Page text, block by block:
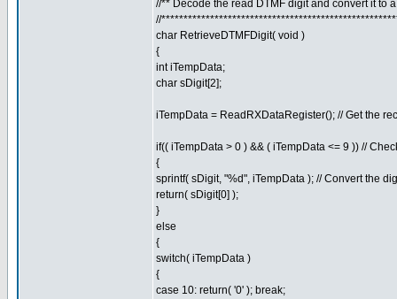
//** Decode the read DTMF digit and convert it to
//
char RetrieveDTMFDigit( void )
{
int iTempData;
char sDigit[2];
iTempData = ReadRXDataRegister(); // Get the
if(( iTempData > 0 ) && ( iTempData <= 9 )) //
{
sprintf( sDigit, "%d", iTempData ); // Convert the
return( sDigit[0] );
}
else
{
switch( iTempData )
{
case 10: return( '0' ); break;